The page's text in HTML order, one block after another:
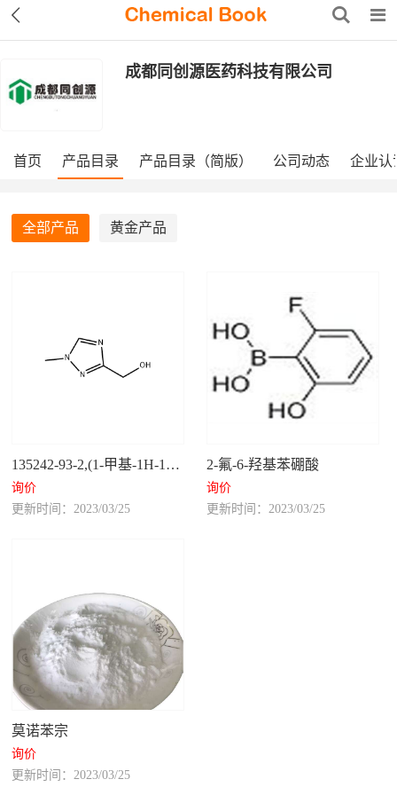
成都同创源医药科技有限公司
首页 产品目录 产品目录（简版） 公司动态 企业认
全部产品 黄金产品
135242-93-2,(1-甲基-1H-1,2,4-三唑-3-基)甲醇
询价
更新时间：2023/03/25
2-氟-6-羟基苯硼酸
询价
更新时间：2023/03/25
莫诺苯宗
询价
更新时间：2023/03/25